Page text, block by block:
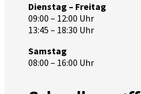
Dienstag – Freitag
09:00 – 12:00 Uhr
13:45 – 18:30 Uhr
Samstag
08:00 – 16:00 Uhr